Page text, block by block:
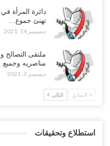
دائرة المرأة
تهنئ جموع…
ديسمبر 14, 2021
ملتقى التصالح
مناصريه وجميع…
ديسمبر 3, 2021
السابق التالي
استطلاع وتحقيقات